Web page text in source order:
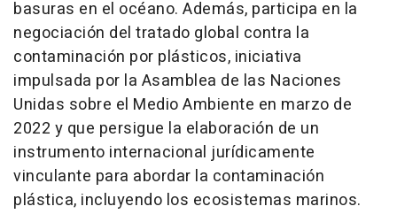
basuras en el océano. Además, participa en la
negociación del tratado global contra la
contaminación por plásticos, iniciativa
impulsada por la Asamblea de las Naciones
Unidas sobre el Medio Ambiente en marzo de
2022 y que persigue la elaboración de un
instrumento internacional jurídicamente
vinculante para abordar la contaminación
plástica, incluyendo los ecosistemas marinos.